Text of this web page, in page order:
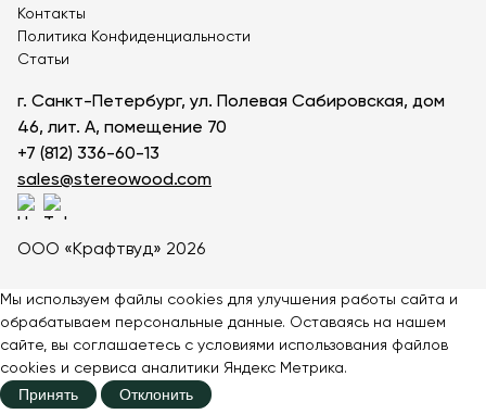
Игровые комплексы для детского сада
Большие игровые комплексы для детей
Детский игровой комплекс с горкой
Детский игровой комплекс Башня
Контакты
Политика Конфиденциальности
Статьи
г. Санкт-Петербург, ул. Полевая Сабировская, дом
46, лит. А, помещение 70
+7 (812) 336-60-13
sales@stereowood.com
ООО «Крафтвуд» 2026
Мы используем файлы cookies для улучшения работы сайта и
обрабатываем персональные данные. Оставаясь на нашем
сайте, вы соглашаетесь с условиями использования файлов
cookies и сервиса аналитики Яндекс Метрика.
Принять Отклонить